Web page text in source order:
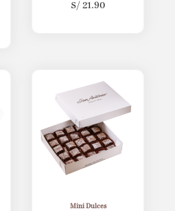
S/ 21.90
Mini Dulces